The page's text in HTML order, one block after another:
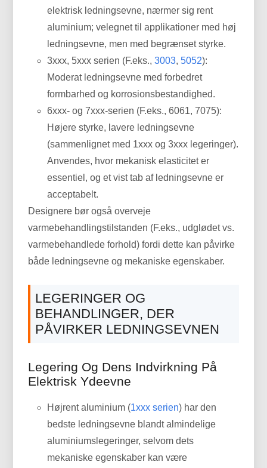
elektrisk ledningsevne, nærmer sig rent
aluminium; velegnet til applikationer med høj
ledningsevne, men med begrænset styrke.
3xxx, 5xxx serien (F.eks.,3003,5052):
Moderat ledningsevne med forbedret
formbarhed og korrosionsbestandighed.
6xxx- og 7xxx-serien (F.eks., 6061, 7075):
Højere styrke, lavere ledningsevne
(sammenlignet med 1xxx og 3xxx legeringer).
Anvendes, hvor mekanisk elasticitet er
essentiel, og et vist tab af ledningsevne er
acceptabelt.
Designere bør også overveje
varmebehandlingstilstanden (F.eks., udglødet vs.
varmebehandlede forhold) fordi dette kan påvirke
både ledningsevne og mekaniske egenskaber.
LEGERINGER OG
BEHANDLINGER, DER
PÅVIRKER LEDNINGSEVNEN
Legering Og Dens Indvirkning På
Elektrisk Ydeevne
Højrent aluminium (1xxx serien) har den
bedste ledningsevne blandt almindelige
aluminiumslegeringer, selvom dets
mekaniske egenskaber kan være